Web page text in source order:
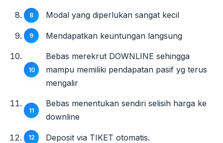
Modal yang diperlukan sangat kecil
Mendapatkan keuntungan langsung
Bebas merekrut DOWNLINE sehingga
mampu memiliki pendapatan pasif yg terus
mengalir
Bebas menentukan sendiri selisih harga ke
downline
Deposit via TIKET otomatis.